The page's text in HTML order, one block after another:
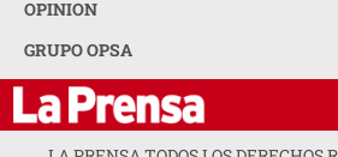
OPINION
GRUPO OPSA